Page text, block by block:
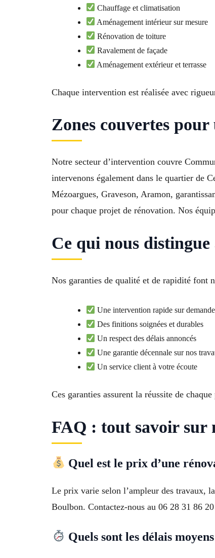
Chauffage et climatisation
Aménagement intérieur sur mesure
Rénovation de toiture
Ravalement de façade
Aménagement extérieur et terrasse
Chaque intervention est réalisée avec
Zones couvertes
Notre secteur d’intervention couvre
intervenons également dans le quartier de
Mézoargues, Graveson, Aramon,
pour chaque projet de rénovation. Nos
Ce qui nous
Nos garanties de qualité et de rapidité font
Une intervention rapide sur demande
Des finitions soignées et durables
Un respect des délais annoncés
Une garantie décennale sur nos
Un service client à votre écoute
Ces garanties assurent la réussite de
FAQ : tout savoir sur
Quel est le prix d’une
Le prix varie selon l’ampleur des travaux,
Boulbon. Contactez-nous au 06 28 31 86
Quels sont les délais